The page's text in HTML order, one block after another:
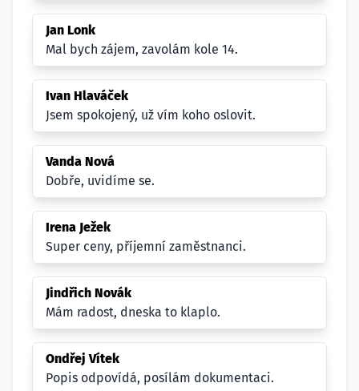
Jan Lonk
Mal bych zájem, zavolám kole 14.
Ivan Hlaváček
Jsem spokojený, už vím koho oslovit.
Vanda Nová
Dobře, uvidíme se.
Irena Ježek
Super ceny, příjemní zaměstnanci.
Jindřich Novák
Mám radost, dneska to klaplo.
Ondřej Vítek
Popis odpovídá, posílám dokumentaci.